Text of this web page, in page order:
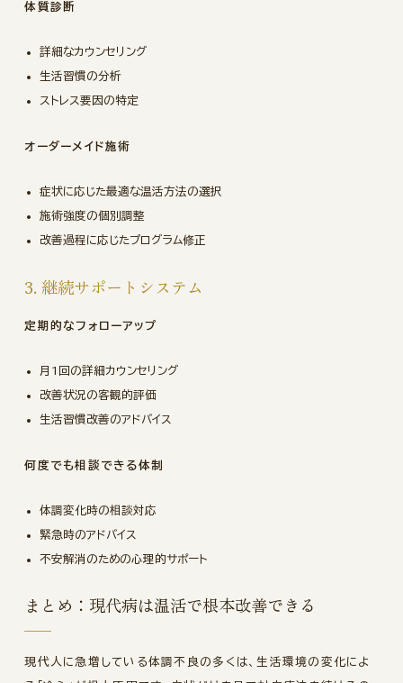
体質診断
詳細なカウンセリング
生活習慣の分析
ストレス要因の特定
オーダーメイド施術
症状に応じた最適な温活方法の選択
施術強度の個別調整
改善過程に応じたプログラム修正
3. 継続サポートシステム
定期的なフォローアップ
月1回の詳細カウンセリング
改善状況の客観的評価
生活習慣改善のアドバイス
何度でも相談できる体制
体調変化時の相談対応
緊急時のアドバイス
不安解消のための心理的サポート
まとめ：現代病は温活で根本改善できる
現代人に急増している体調不良の多くは、生活環境の変化によ